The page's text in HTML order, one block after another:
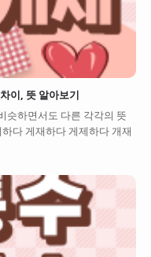
이, 뜻 알아보기
슷하면서도 다른 각각의 뜻
다 게재하다 게제하다 개재